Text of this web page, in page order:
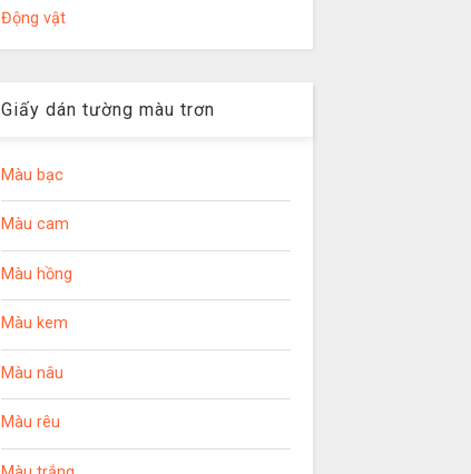
Động vật
Giấy dán tường màu trơn
Màu bạc
Màu cam
Màu hồng
Màu kem
Màu nâu
Màu rêu